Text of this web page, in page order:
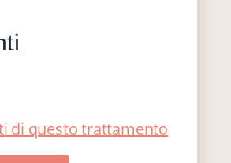
di questo trattamento